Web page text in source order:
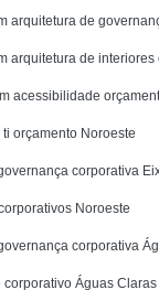
arquitetura de
arquitetura de
acessibilidade
orçamento Noroeste
corporativa
Noroeste
corporativa
Águas Claras